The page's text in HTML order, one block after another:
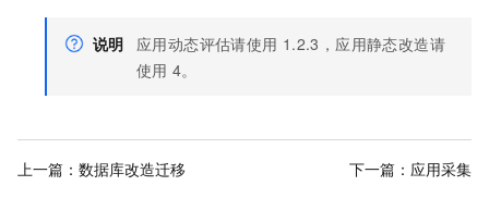
说明 应用动态评估请使用 1.2.3，应用静态改造请
使用 4。
上一篇： 数据库改造迁移 下一篇： 应用采集